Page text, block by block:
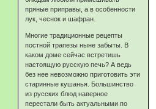
пряные приправы, а в особенности
лук, чеснок и шафран.
Многие традиционные рецепты
постной трапезы ныне забыты. В
каком доме сейчас встретишь
настоящую русскую печь? А ведь
без нее невозможно приготовить эти
старинные кушанья. Большинство
из русских блюд наверное
перестали быть актуальными по